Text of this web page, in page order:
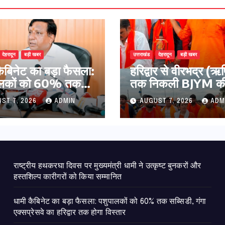
देहरादून बड़ी खबर
का बड़ा फैसला:
को 60% तक
गंगा एक्सप्रेसवे का
तक होगा विस्तार
7, 2026 ADMIN
उत्तराखंड देहरादून बड़ी खबर
​हरिद्वार से वीरभद्र
तक निकली BJYM
कांवड़ यात्रा; तेजस्वी
की देश व
कल्याण की कामना
AUGUST 7, 2026
राष्ट्रीय हथकरघा दिवस पर मुख्यमंत्री धामी ने उत्कृष्ट बुनकरों और
हस्तशिल्प कारीगरों को किया सम्मानित
​धामी कैबिनेट का बड़ा फैसला: पशुपालकों को 60% तक सब्सिडी, गंगा
एक्सप्रेसवे का हरिद्वार तक होगा विस्तार